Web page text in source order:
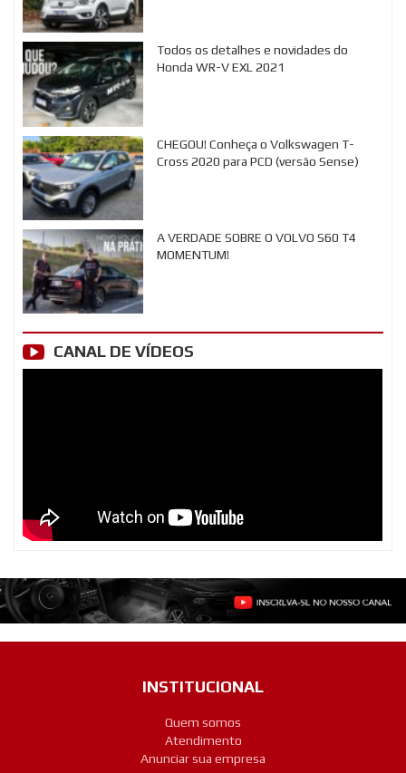
Todos os detalhes e novidades do
Honda WR-V EXL 2021
CHEGOU! Conheça o Volkswagen T-
Cross 2020 para PCD (versão Sense)
A VERDADE SOBRE O VOLVO S60 T4
MOMENTUM!
CANAL DE VÍDEOS
INSTITUCIONAL
Quem somos
Atendimento
Anunciar sua empresa